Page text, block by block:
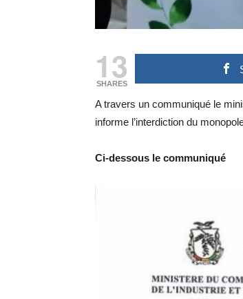
13
SHARES
A travers un communiqué le
informe l’interdiction du
Ci-dessous le communiqué